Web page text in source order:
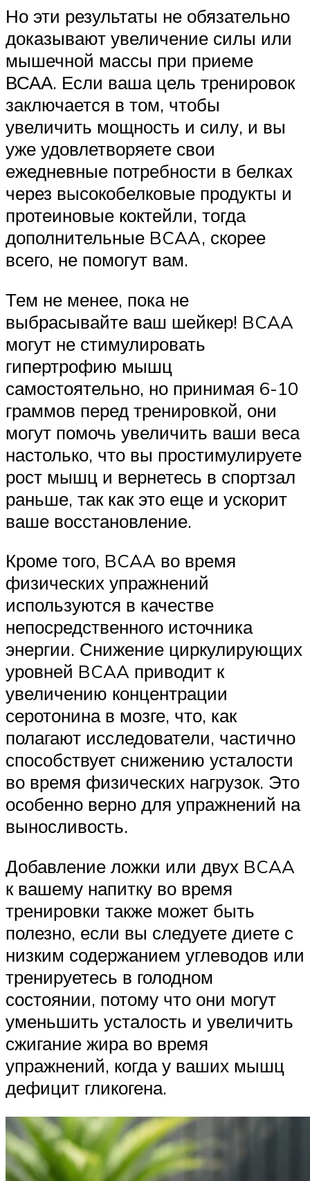
Но эти результаты не обязательно
доказывают увеличение силы или
мышечной массы при приеме
ВСАА. Если ваша цель тренировок
заключается в том, чтобы
увеличить мощность и силу, и вы
уже удовлетворяете свои
ежедневные потребности в белках
через высокобелковые продукты и
протеиновые коктейли, тогда
дополнительные BCAA, скорее
всего, не помогут вам.
Тем не менее, пока не
выбрасывайте ваш шейкер! BCAA
могут не стимулировать
гипертрофию мышц
самостоятельно, но принимая 6-10
граммов перед тренировкой, они
могут помочь увеличить ваши веса
настолько, что вы простимулируете
рост мышц и вернетесь в спортзал
раньше, так как это еще и ускорит
ваше восстановление.
Кроме того, BCAA во время
физических упражнений
используются в качестве
непосредственного источника
энергии. Снижение циркулирующих
уровней BCAA приводит к
увеличению концентрации
серотонина в мозге, что, как
полагают исследователи, частично
способствует снижению усталости
во время физических нагрузок. Это
особенно верно для упражнений на
выносливость.
Добавление ложки или двух BCAA
к вашему напитку во время
тренировки также может быть
полезно, если вы следуете диете с
низким содержанием углеводов или
тренируетесь в голодном
состоянии, потому что они могут
уменьшить усталость и увеличить
сжигание жира во время
упражнений, когда у ваших мышц
дефицит гликогена.